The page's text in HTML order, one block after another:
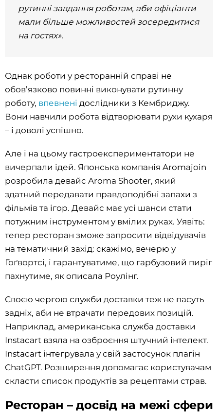
рутинні завдання роботам, аби офіціанти
мали більше можливостей зосередитися
на гостях».
Однак роботи у ресторанній справі не
обов’язково повинні виконувати рутинну
роботу, впевнені дослідники з Кембриджу.
Вони навчили робота відтворювати рухи кухаря
– і доволі успішно.
Але і на цьому гастроекспериментатори не
вичерпали ідей. Японська компанія Aromajoin
розробила девайс Aroma Shooter, який
здатний передавати правдоподібні запахи з
фільмів та ігор. Девайс має усі шанси стати
потужним інструментом у вмілих руках. Уявіть:
тепер ресторан зможе запросити відвідувачів
на тематичний захід: скажімо, вечерю у
Гоґвортсі, і гарантуватиме, що гарбузовий пиріг
пахнутиме, як описала Роулінг.
Своєю чергою служби доставки теж не пасуть
задніх, аби не втрачати передових позицій.
Наприклад, американська служба доставки
Instacart взяла на озброєння штучний інтелект.
Instacart інтегрувала у свій застосунок плагін
ChatGPT. Розширення допомагає користувачам
скласти список продуктів за рецептами страв.
Ресторан – досвід на межі сфери